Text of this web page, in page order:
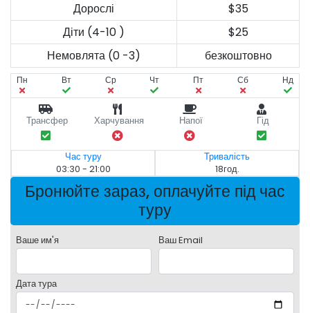
Дорослі
$35
Діти (4-10 )
$25
Немовлята (0 -3)
безкоштовно
Пн Вт Ср Чт Пт Сб Нд
Трансфер Харчування Напої Гід
Час туру
03:30 - 21:00
Тривалість
18год.
Бронюйте зараз, оплачуйте під час
туру
Ваше им'я Ваш Email
Дата тура